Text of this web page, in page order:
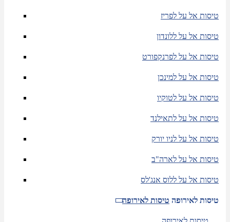
טיסות אל על לפריז
טיסות אל על ללונדון
טיסות אל על לפרנקפורט
טיסות אל על למינכן
טיסות אל על לטוקיו
טיסות אל על לתאילנד
טיסות אל על לניו יורק
טיסות אל על לארה"ב
טיסות אל על ללוס אנג'לס
טיסות לאירופה טיסות לאירופה